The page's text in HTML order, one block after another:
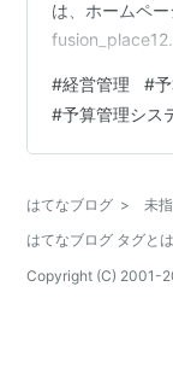
は、ホームペ
ワンパッケー
ージョンプレ
は、新バージ
「fusion_place
#経営管理 #
#予算管理シス
はてなブログ > 未
はてなブログ タグとは
Copyright (C) 2001-